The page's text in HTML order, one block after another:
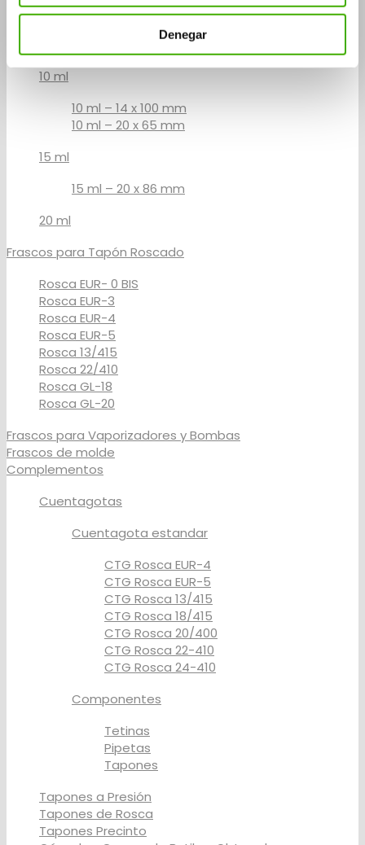
Denegar
5 ml – 14×60 mm
5 ml – 20×41 mm
7 ml
10 ml
10 ml – 14 x 100 mm
10 ml – 20 x 65 mm
15 ml
15 ml – 20 x 86 mm
20 ml
Frascos para Tapón Roscado
Rosca EUR- 0 BIS
Rosca EUR-3
Rosca EUR-4
Rosca EUR-5
Rosca 13/415
Rosca 22/410
Rosca GL-18
Rosca GL-20
Frascos para Vaporizadores y Bombas
Frascos de molde
Complementos
Cuentagotas
Cuentagota estandar
CTG Rosca EUR-4
CTG Rosca EUR-5
CTG Rosca 13/415
CTG Rosca 18/415
CTG Rosca 20/400
CTG Rosca 22-410
CTG Rosca 24-410
Componentes
Tetinas
Pipetas
Tapones
Tapones a Presión
Tapones de Rosca
Tapones Precinto